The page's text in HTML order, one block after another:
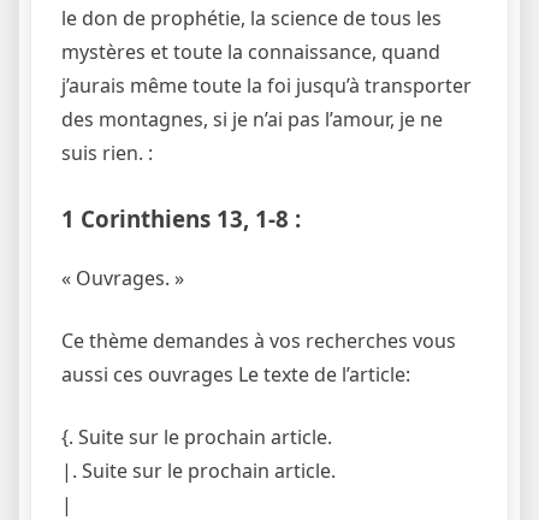
le don de prophétie, la science de tous les
mystères et toute la connaissance, quand
j’aurais même toute la foi jusqu’à transporter
des montagnes, si je n’ai pas l’amour, je ne
suis rien. :
1 Corinthiens 13, 1-8 :
« Ouvrages. »
Ce thème demandes à vos recherches vous
aussi ces ouvrages Le texte de l’article:
{. Suite sur le prochain article.
|. Suite sur le prochain article.
|